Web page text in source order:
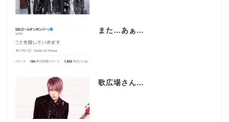
また…あぁ…
歌広場さん…